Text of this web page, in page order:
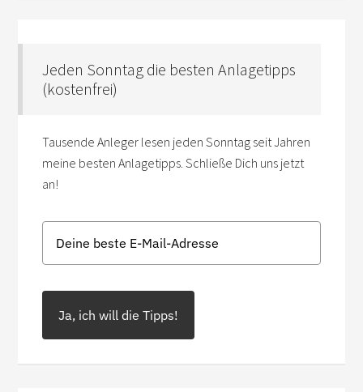
Jeden Sonntag die besten Anlagetipps
(kostenfrei)
Tausende Anleger lesen jeden Sonntag seit Jahren
meine besten Anlagetipps. Schließe Dich uns jetzt
an!
Ja, ich will die Tipps!